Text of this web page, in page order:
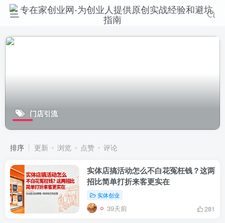
门店引流
排序 更新 浏览 点赞 评论
实体店搞活动怎么不白花冤枉钱？这两
招比简单打折来客更实在
实体创业
39天前 281